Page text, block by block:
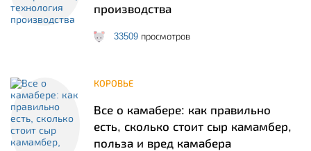
производства
33509 просмотров
КОРОВЬЕ
Все о камабере: как правильно
есть, сколько стоит сыр камамбер,
польза и вред камабера